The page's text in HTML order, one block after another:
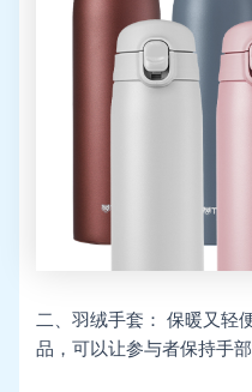
二、羽绒手套： 保暖又轻
品，可以让参与者保持手部